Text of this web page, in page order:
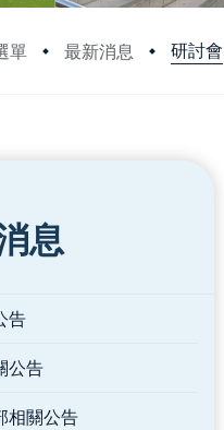
單 最新消息 研討會
息
告
公告
相關公告